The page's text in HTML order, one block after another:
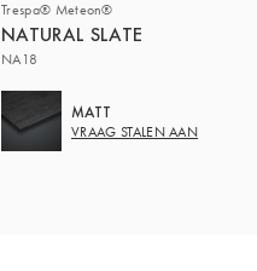
Trespa® Meteon®
NATURAL SLATE
NA18
MATT
VRAAG STALEN AAN